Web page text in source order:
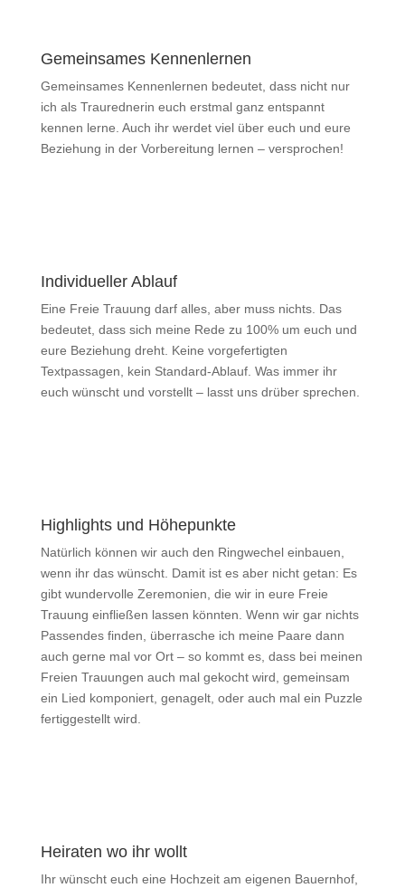
Gemeinsames Kennenlernen
Gemeinsames Kennenlernen bedeutet, dass nicht nur
ich als Traurednerin euch erstmal ganz entspannt
kennen lerne. Auch ihr werdet viel über euch und eure
Beziehung in der Vorbereitung lernen – versprochen!
Individueller Ablauf
Eine Freie Trauung darf alles, aber muss nichts. Das
bedeutet, dass sich meine Rede zu 100% um euch und
eure Beziehung dreht. Keine vorgefertigten
Textpassagen, kein Standard-Ablauf. Was immer ihr
euch wünscht und vorstellt – lasst uns drüber sprechen.
Highlights und Höhepunkte
Natürlich können wir auch den Ringwechel einbauen,
wenn ihr das wünscht. Damit ist es aber nicht getan: Es
gibt wundervolle Zeremonien, die wir in eure Freie
Trauung einfließen lassen könnten. Wenn wir gar nichts
Passendes finden, überrasche ich meine Paare dann
auch gerne mal vor Ort – so kommt es, dass bei meinen
Freien Trauungen auch mal gekocht wird, gemeinsam
ein Lied komponiert, genagelt, oder auch mal ein Puzzle
fertiggestellt wird.
Heiraten wo ihr wollt
Ihr wünscht euch eine Hochzeit am eigenen Bauernhof,